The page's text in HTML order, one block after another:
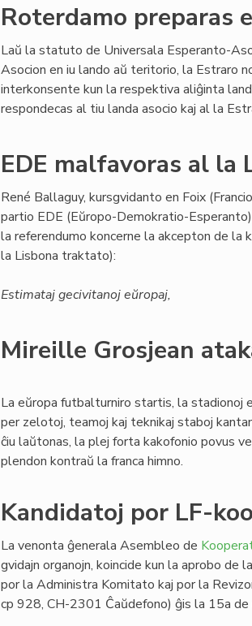
Roterdamo preparas
Laŭ la statuto de Universala Esperanto-
Asocion en iu lando aŭ teritorio, la Estraro
interkonsente kun la respektiva aliĝinta
respondecas al tiu landa asocio kaj al la
EDE malfavoras al la
René Ballaguy, kursgvidanto en Foix
partio EDE (Eŭropo-Demokratio-
la referendumo koncerne la akcepton de
la Lisbona traktato):
Estimataj gecivitanoj eŭropaj,
Mireille Grosjean
La eŭropa futbalturniro startis, la stadionoj
per zelotoj, teamoj kaj teknikaj staboj
ĉiu laŭtonas, la plej forta kakofonio povus
plendon kontraŭ la franca himno.
Kandidatoj por LF-
La venonta ĝenerala Asembleo de
gvidajn organojn, koincide kun la aprobo de
por la Administra Komitato kaj por la
cp 928, CH-2301 Ĉaŭdefono) ĝis la 15a